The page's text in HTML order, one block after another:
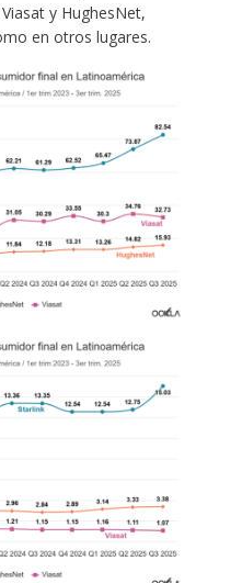
y HughesNet,
en otros lugares.